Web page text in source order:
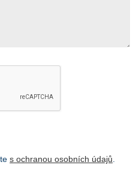
s ochranou osobních údajů